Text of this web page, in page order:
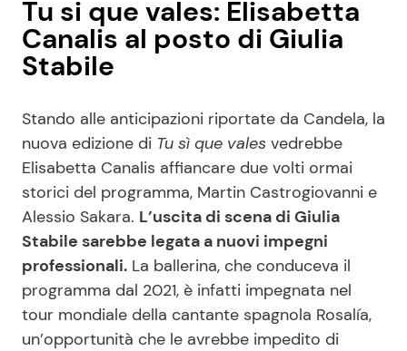
Tu si que vales: Elisabetta
Canalis al posto di Giulia
Stabile
Stando alle anticipazioni riportate da Candela, la
nuova edizione di Tu sì que vales vedrebbe
Elisabetta Canalis affiancare due volti ormai
storici del programma, Martin Castrogiovanni e
Alessio Sakara. L’uscita di scena di Giulia
Stabile sarebbe legata a nuovi impegni
professionali. La ballerina, che conduceva il
programma dal 2021, è infatti impegnata nel
tour mondiale della cantante spagnola Rosalía,
un’opportunità che le avrebbe impedito di